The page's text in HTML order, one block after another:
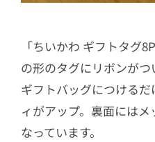
「ちいかわ ギフトタグ
の形のタグにリボンが
ギフトバッグにつける
ィがアップ。裏面には
なっています。